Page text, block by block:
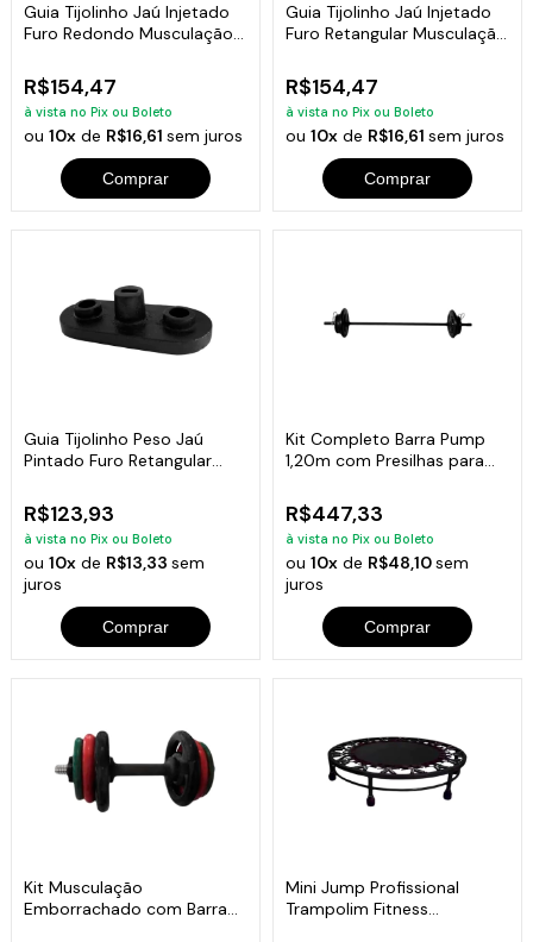
Guia Tijolinho Jaú Injetado
Furo Redondo Musculação
R$154,47
à vista no Pix ou Boleto
ou10x de R$16,61sem juros
Comprar
Guia Tijolinho Jaú Injetado
Furo Retangular Musculação
R$154,47
à vista no Pix ou Boleto
ou 10xde R$16,61 sem juros
Comprar
Guia Tijolinho Peso Jaú
Pintado Furo Retangular
R$123,93
à vista no Pix ou Boleto
ou10x de R$13,33sem
juros
Comprar
Kit Completo Barra Pump
1,20m com Presilhas para
R$447,33
à vista no Pix ou Boleto
ou 10xde R$48,10sem
juros
Comprar
Kit Musculação
Emborrachado com Barra
Mini Jump Profissional
Trampolim Fitness